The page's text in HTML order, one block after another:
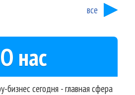
все
О нас
бизнес сегодня - главная сфера